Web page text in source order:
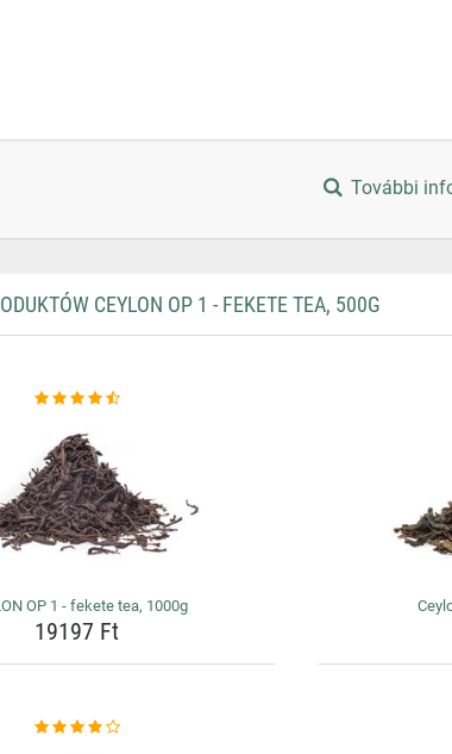
További
CEYLON OP 1 - FEKETE TEA, 500G
OP 1 - fekete tea, 1000g
19197 Ft